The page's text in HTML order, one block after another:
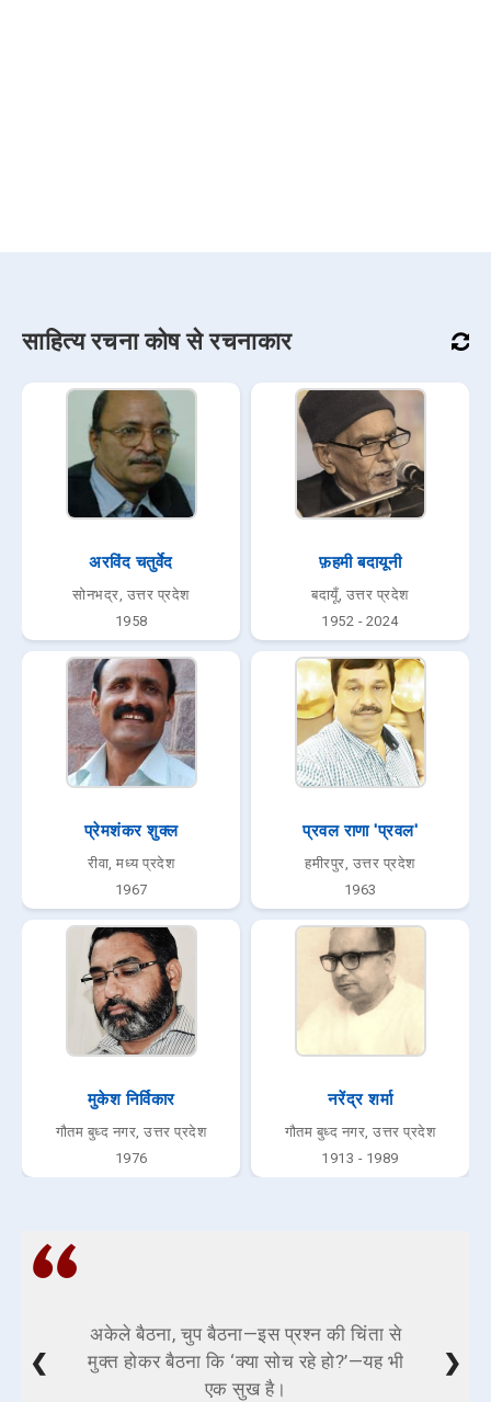
साहित्य रचना कोष से रचनाकार
अरविंद चतुर्वेद
सोनभद्र, उत्तर प्रदेश
1958
फ़हमी बदायूनी
बदायूँ, उत्तर प्रदेश
1952 - 2024
प्रेमशंकर शुक्ल
रीवा, मध्य प्रदेश
1967
प्रवल राणा 'प्रवल'
हमीरपुर, उत्तर प्रदेश
1963
मुकेश निर्विकार
गौतम बुध्द नगर, उत्तर प्रदेश
1976
नरेंद्र शर्मा
गौतम बुध्द नगर, उत्तर प्रदेश
1913 - 1989
अकेले बैठना, चुप बैठना—इस प्रश्न की चिंता से
मुक्त होकर बैठना कि ‘क्या सोच रहे हो?’—यह भी
एक सुख है।
❮ ❯